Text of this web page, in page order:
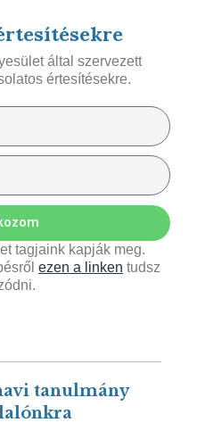
által szervezett
értesítésekre.
tagjaink kapják meg.
ezen a linken tudsz
tanulmány